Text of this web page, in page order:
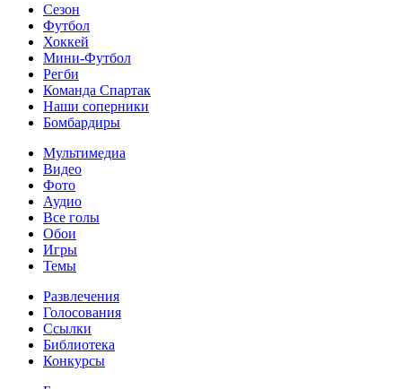
Сезон
Футбол
Хоккей
Мини-Футбол
Регби
Команда Спартак
Наши соперники
Бомбардиры
Мультимедиа
Видео
Фото
Аудио
Все голы
Обои
Игры
Темы
Развлечения
Голосования
Ссылки
Библиотека
Конкурсы